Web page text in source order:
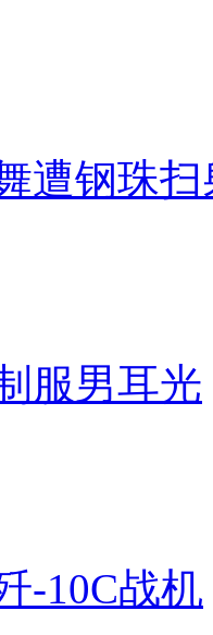
遭钢珠扫
服男耳光
-10C战机